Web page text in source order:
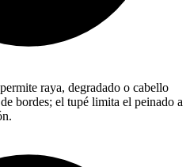
permite raya, degradado o cabello
bordes; el tupé limita el peinado a